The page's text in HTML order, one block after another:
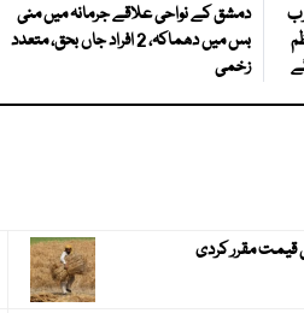
دمشق کے نواحی علاقے جرمانہ میں منی
بس میں دھماکہ، 2 افراد جاں بحق، متعدد
زخمی
مقرر کردی